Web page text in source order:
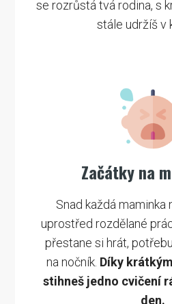
se rozrůstá tvá rodina, s
stále udržíš v
Začátky na
Snad každá maminka
uprostřed rozdělané
přestane si hrát,
na nočník. Díky
stihneš jedno cvičení
den.